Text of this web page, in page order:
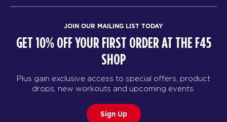
JOIN OUR MAILING LIST TODAY
GET 10% OFF YOUR FIRST ORDER AT THE F45
SHOP
Plus gain exclusive access to special offers, product
drops, new workouts and upcoming events.
Sign Up